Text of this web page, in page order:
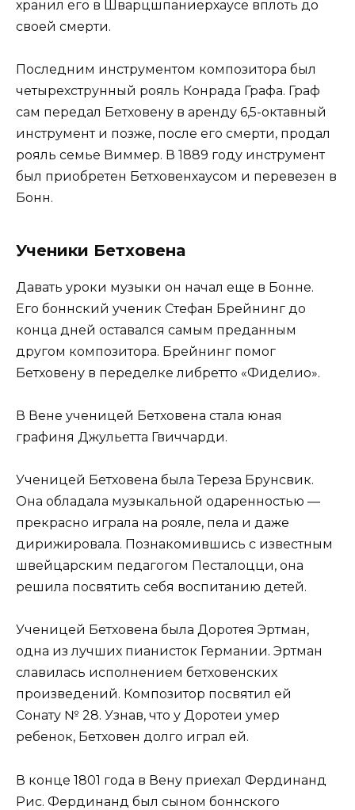
хранил его в Шварцшпаниерхаусе вплоть до
своей смерти.
Последним инструментом композитора был
четырехструнный рояль Конрада Графа. Граф
сам передал Бетховену в аренду 6,5-октавный
инструмент и позже, после его смерти, продал
рояль семье Виммер. В 1889 году инструмент
был приобретен Бетховенхаусом и перевезен в
Бонн.
Ученики Бетховена
Давать уроки музыки он начал еще в Бонне.
Его боннский ученик Стефан Брейнинг до
конца дней оставался самым преданным
другом композитора. Брейнинг помог
Бетховену в переделке либретто «Фиделио».
В Вене ученицей Бетховена стала юная
графиня Джульетта Гвиччарди.
Ученицей Бетховена была Тереза Брунсвик.
Она обладала музыкальной одаренностью —
прекрасно играла на рояле, пела и даже
дирижировала. Познакомившись с известным
швейцарским педагогом Песталоцци, она
решила посвятить себя воспитанию детей.
Ученицей Бетховена была Доротея Эртман,
одна из лучших пианисток Германии. Эртман
славилась исполнением бетховенских
произведений. Композитор посвятил ей
Сонату № 28. Узнав, что у Доротеи умер
ребенок, Бетховен долго играл ей.
В конце 1801 года в Вену приехал Фердинанд
Рис. Фердинанд был сыном боннского